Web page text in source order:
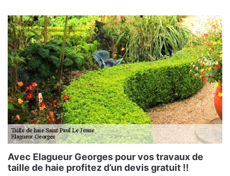
Avec Elagueur Georges pour vos travaux de
taille de haie profitez d’un devis gratuit !!